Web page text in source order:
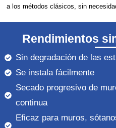
a los métodos clásicos, sin
Rendimientos
Sin degradación de las
Se instala fácilmente
Secado progresivo de
continua
Eficaz para muros,